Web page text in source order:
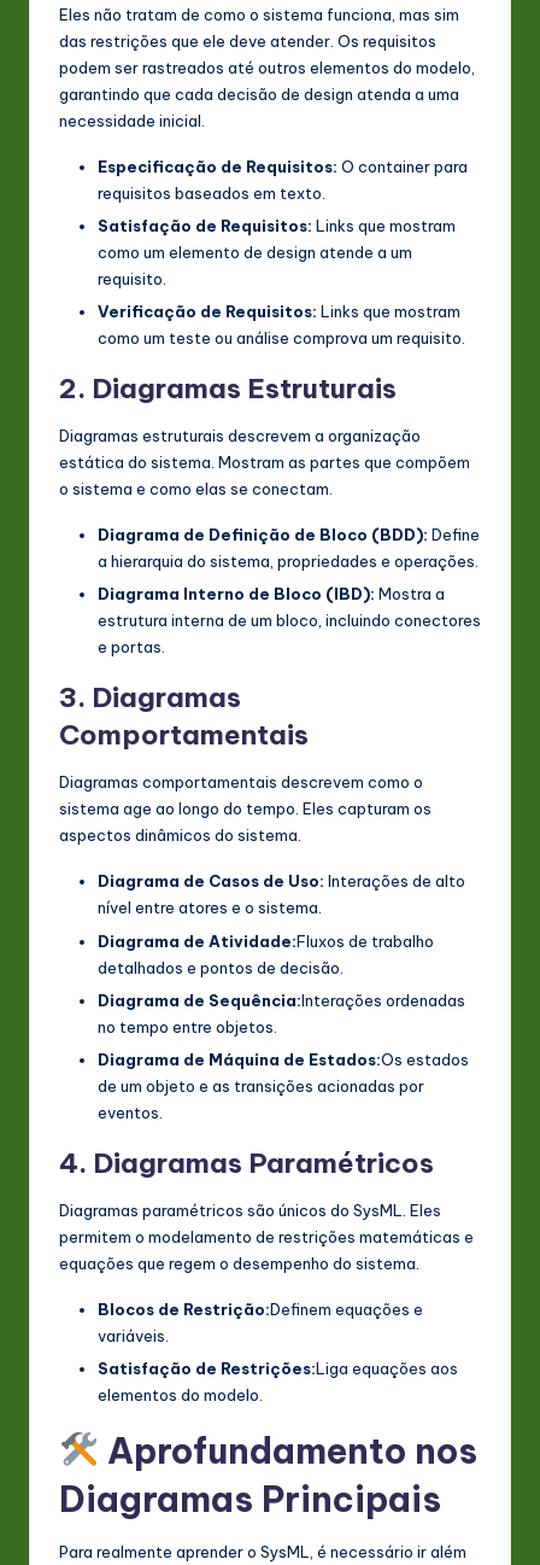
Eles não tratam de como o sistema funciona, mas sim
das restrições que ele deve atender. Os requisitos
podem ser rastreados até outros elementos do modelo,
garantindo que cada decisão de design atenda a uma
necessidade inicial.
Especificação de Requisitos: O container para
requisitos baseados em texto.
Satisfação de Requisitos: Links que mostram
como um elemento de design atende a um
requisito.
Verificação de Requisitos: Links que mostram
como um teste ou análise comprova um requisito.
2. Diagramas Estruturais
Diagramas estruturais descrevem a organização
estática do sistema. Mostram as partes que compõem
o sistema e como elas se conectam.
Diagrama de Definição de Bloco (BDD): Define
a hierarquia do sistema, propriedades e operações.
Diagrama Interno de Bloco (IBD): Mostra a
estrutura interna de um bloco, incluindo conectores
e portas.
3. Diagramas
Comportamentais
Diagramas comportamentais descrevem como o
sistema age ao longo do tempo. Eles capturam os
aspectos dinâmicos do sistema.
Diagrama de Casos de Uso: Interações de alto
nível entre atores e o sistema.
Diagrama de Atividade:Fluxos de trabalho
detalhados e pontos de decisão.
Diagrama de Sequência:Interações ordenadas
no tempo entre objetos.
Diagrama de Máquina de Estados:Os estados
de um objeto e as transições acionadas por
eventos.
4. Diagramas Paramétricos
Diagramas paramétricos são únicos do SysML. Eles
permitem o modelamento de restrições matemáticas e
equações que regem o desempenho do sistema.
Blocos de Restrição:Definem equações e
variáveis.
Satisfação de Restrições:Liga equações aos
elementos do modelo.
Aprofundamento nos
Diagramas Principais
Para realmente aprender o SysML, é necessário ir além